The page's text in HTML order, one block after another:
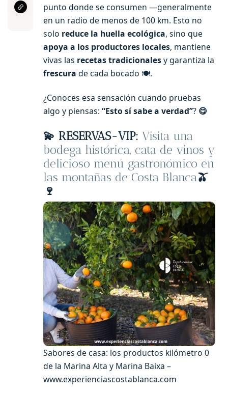
punto donde se consumen —generalmente
en un radio de menos de 100 km. Esto no
solo reduce la huella ecológica, sino que
apoya a los productores locales, mantiene
vivas las recetas tradicionalesy garantiza la
frescura de cada bocado 🍽️.
¿Conoces esa sensación cuando pruebas
algo y piensas: “Esto sí sabe a verdad”? 😋
💫 RESERVAS-VIP: Visita una
bodega histórica, cata de vinos y
delicioso menú gastronómico en
las montañas de Costa Blanca🫒
🍷
Sabores de casa: los productos kilómetro 0
de la Marina Alta y Marina Baixa –
www.experienciascostablanca.com